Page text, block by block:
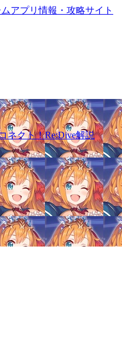
ネクト！Re:Dive解説